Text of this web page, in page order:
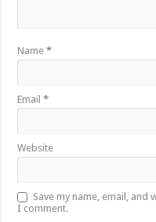
Name*
Email*
Website
Save my name, email,
I comment.